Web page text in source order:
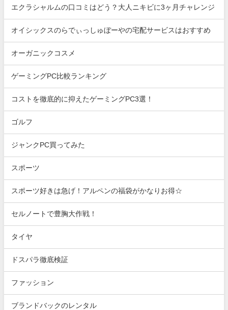
エクラシャルムの口コミはどう？大人ニキビに3ヶ月チャレンジ
オイシックスのらでぃっしゅぼーやの宅配サービスはおすすめ
オーガニックコスメ
ゲーミングPC比較ランキング
コストを徹底的に抑えたゲーミングPC3選！
ゴルフ
ジャンクPC買ってみた
スポーツ
スポーツ好きは急げ！アルペンの福袋がかなりお得☆
セルノートで豊胸大作戦！
タイヤ
ドスパラ徹底検証
ファッション
ブランドバックのレンタル